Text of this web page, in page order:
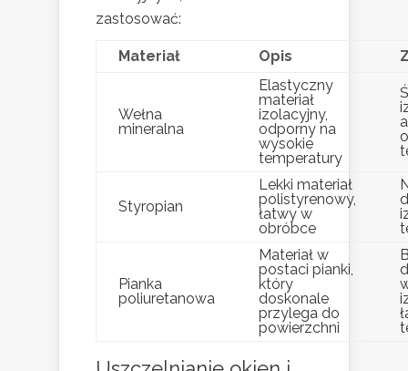
zastosować:
Materiał Opis
Wełna
mineralna
Elastyczny
materiał
izolacyjny,
odporny na
wysokie
temperatury
Styropian
Lekki materiał
polistyrenowy,
łatwy w
obróbce
Pianka
poliuretanowa
Materiał w
postaci pianki,
który
doskonale
przylega do
powierzchni